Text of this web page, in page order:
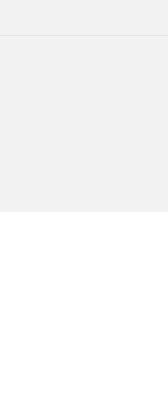
可以通过电话（